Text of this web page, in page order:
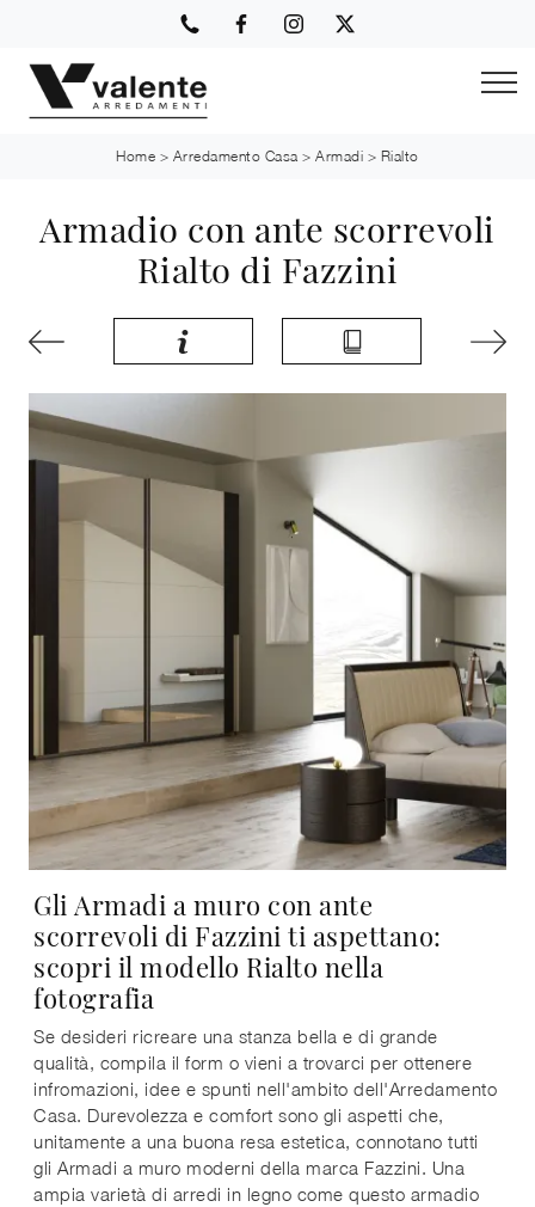
Home > Arredamento Casa >Armadi > Rialto
Armadio con ante scorrevoli
Rialto di Fazzini
Gli Armadi a muro con ante
scorrevoli di Fazzini ti aspettano:
scopri il modello Rialto nella
fotografia
Se desideri ricreare una stanza bella e di grande
qualità, compila il form o vieni a trovarci per ottenere
infromazioni, idee e spunti nell'ambito dell'Arredamento
Casa. Durevolezza e comfort sono gli aspetti che,
unitamente a una buona resa estetica, connotano tutti
gli Armadi a muro moderni della marca Fazzini. Una
ampia varietà di arredi in legno come questo armadio